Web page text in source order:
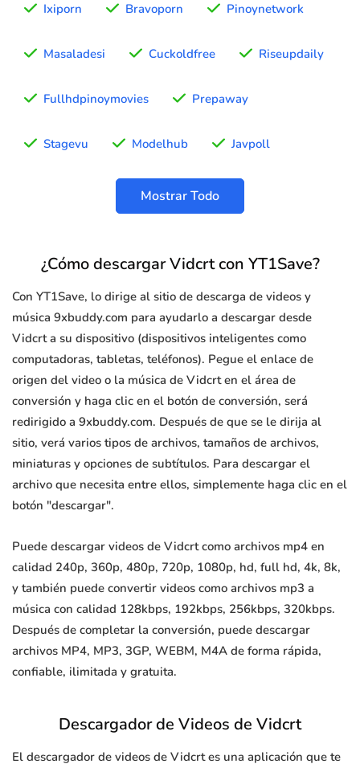
Ixiporn Bravoporn Pinoynetwork
Masaladesi Cuckoldfree Riseupdaily
Fullhdpinoymovies Prepaway
Stagevu Modelhub Javpoll
Mostrar Todo
¿Cómo descargar Vidcrt con YT1Save?
Con YT1Save, lo dirige al sitio de descarga de videos y
música 9xbuddy.com para ayudarlo a descargar desde
Vidcrt a su dispositivo (dispositivos inteligentes como
computadoras, tabletas, teléfonos). Pegue el enlace de
origen del video o la música de Vidcrt en el área de
conversión y haga clic en el botón de conversión, será
redirigido a 9xbuddy.com. Después de que se le dirija al
sitio, verá varios tipos de archivos, tamaños de archivos,
miniaturas y opciones de subtítulos. Para descargar el
archivo que necesita entre ellos, simplemente haga clic en el
botón "descargar".
Puede descargar videos de Vidcrt como archivos mp4 en
calidad 240p, 360p, 480p, 720p, 1080p, hd, full hd, 4k, 8k,
y también puede convertir videos como archivos mp3 a
música con calidad 128kbps, 192kbps, 256kbps, 320kbps.
Después de completar la conversión, puede descargar
archivos MP4, MP3, 3GP, WEBM, M4A de forma rápida,
confiable, ilimitada y gratuita.
Descargador de Videos de Vidcrt
El descargador de videos de Vidcrt es una aplicación que te